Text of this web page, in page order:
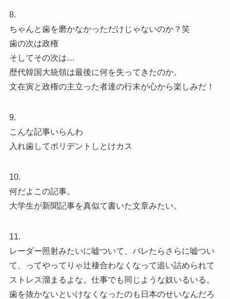
8.
ちゃんと歯を磨かなかっただけじゃないのか？笑
歯の次は政権
そしてその次は…
歴代韓国大統領は最後に何を失ってきたのか。
文在寅と政権の主立った者達の行末が心から楽しみだ！
9.
こんな記事いらんわ
入れ歯してポリデントしとけカス
10.
何だよこの記事。
大学生が新聞記事を真似て書いた文章みたい。
11.
レーダー照射みたいに嘘ついて、バレたらさらに嘘つい
て、ってやってりゃ辻褄合わなくなって追い詰められて
ストレス溜まるよな。仕事でも同じような奴いるいる。
歯を抜かないといけなくなったのも日本のせいなんだろ